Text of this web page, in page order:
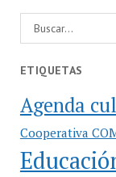
ETIQUETAS
Agenda
Cooperativa